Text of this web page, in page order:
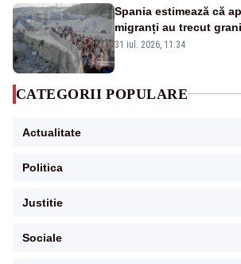
Spania estimează că
migranți au trecut
ultimele 24 de ore.
31 iul. 2026, 11:34
CATEGORII POPULARE
Actualitate
Politica
Justitie
Sociale